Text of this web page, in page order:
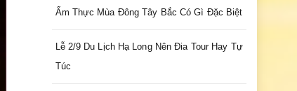
Ẩm Thực Mùa Đông Tây Bắc Có Gì Đặc Biệt
Lễ 2/9 Du Lịch Hạ Long Nên Đia Tour Hay Tự
Túc